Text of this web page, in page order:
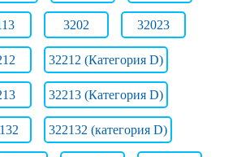
3202 32023
32212 (Категория D)
32213 (Категория D)
322132 (категория D)